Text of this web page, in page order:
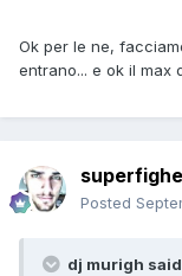
Ok per le ne,
entrano... e ok il max
Posted
dj murigh